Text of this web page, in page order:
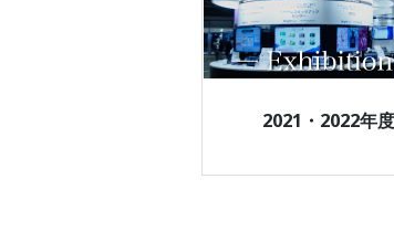
2021・2022年